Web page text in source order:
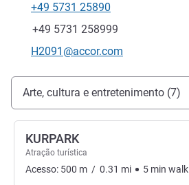
Telefone
+49 5731 25890
Fax
+49 5731 258999
E-mail de contacto
H2091@accor.com
Acesso e transporte
Arte, cultura e entretenimento (7)
KURPARK
Atração turística
Acesso: 500 m / 0.31 mi 5 min walk